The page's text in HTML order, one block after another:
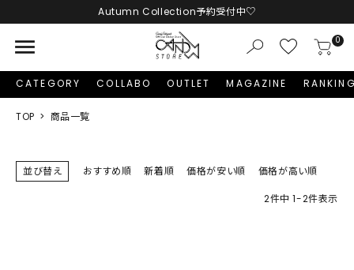
Autumn Collection予約受付中♡
menu 0
CATEGORY COLLABO OUTLET MAGAZINE
TOP 商品一覧
並び替え おすすめ順 新着順 価格が安い順 価格が高い順
2件中 1-2件表示